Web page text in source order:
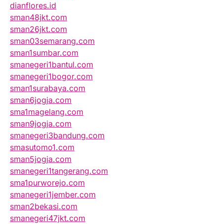
dianflores.id
sman48jkt.com
sman26jkt.com
sman03semarang.com
sman1sumbar.com
smanegeri1bantul.com
smanegeri1bogor.com
sman1surabaya.com
sman6jogja.com
sma1magelang.com
sman9jogja.com
smanegeri3bandung.com
smasutomo1.com
sman5jogja.com
smanegeri1tangerang.com
sma1purworejo.com
smanegeri1jember.com
sman2bekasi.com
smanegeri47jkt.com